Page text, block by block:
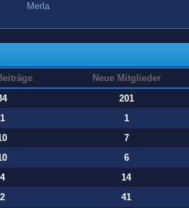
Merla
Neue Mitglieder
201
1 1
7
6
4 14
2 41